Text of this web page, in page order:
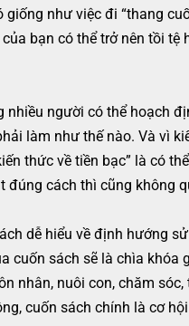
như việc đi “thang
bạn có thể trở nên tồi
nhiều người có thể hoạch
làm như thế nào. Và vì
thức về tiền bạc” là có
đúng cách thì cũng không
dễ hiểu về định hướng
cuốn sách sẽ là chìa
nhân, nuôi con, chăm
cuốn sách chính là cơ